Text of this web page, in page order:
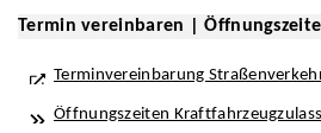
Termin vereinbaren |
Terminvereinbarung
Öffnungszeiten